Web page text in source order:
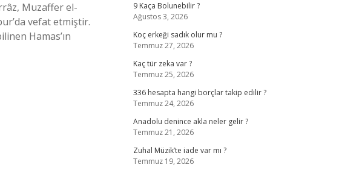
Muzaffer el-
vefat etmiştir.
9 Kaça Bolunebilir ?
Ağustos 3, 2026
Koç erkeği sadık olur mu ?
Temmuz 27, 2026
Kaç tür zeka var ?
Temmuz 25, 2026
336 hesapta hangi borçlar takip edilir ?
Temmuz 24, 2026
Anadolu denince akla neler gelir ?
Temmuz 21, 2026
Zuhal Müzik’te iade var mı ?
Temmuz 19, 2026